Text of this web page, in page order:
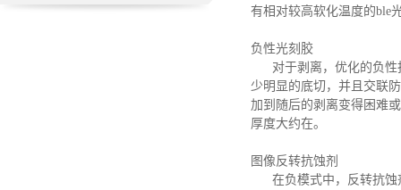
有相对较高软化温度的ble
负性光刻胶
对于剥离，优化的负
少明显的底切，并且交联
加到随后的剥离变得困难
厚度大约在。
图像反转抗蚀剂
在负模式中，反转抗蚀